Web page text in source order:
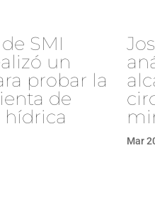
SMI
un
probar la
de
Mar